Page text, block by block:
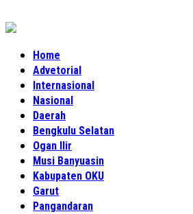
Home
Advetorial
Internasional
Nasional
Daerah
Bengkulu Selatan
Ogan Ilir
Musi Banyuasin
Kabupaten OKU
Garut
Pangandaran